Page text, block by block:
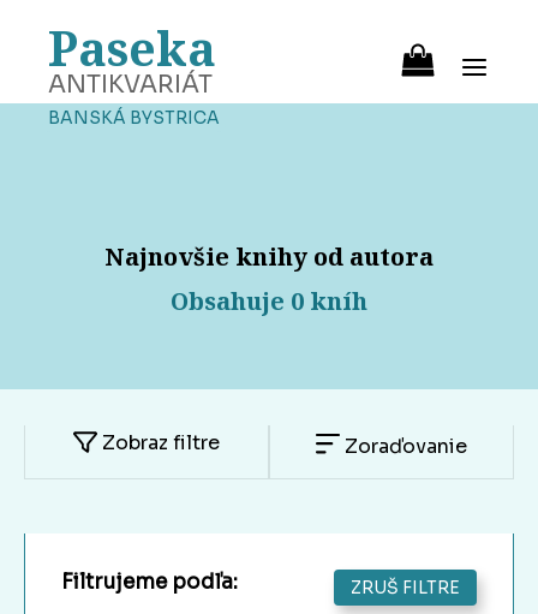
Paseka
ANTIKVARIÁT
BANSKÁ BYSTRICA
Najnovšie knihy od autora
Obsahuje 0 kníh
Zobraz filtre Zoraďovanie
Filtrujeme podľa: ZRUŠ FILTRE